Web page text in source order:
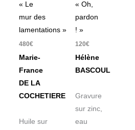
« Le
mur des
lamentations »
480€
Marie-
France
DE LA
COCHETIERE
Huile sur
« Oh,
pardon
! »
120€
Hélène
BASCOUL
Gravure
sur zinc,
eau